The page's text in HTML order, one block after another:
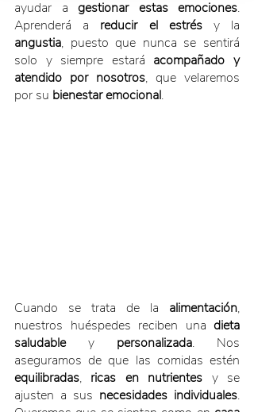
ayudar a gestionar estas emociones.
Aprenderá a reducir el estrés
angustia, puesto que nunca se sentirá
solo y siempre estará acompañado y
atendido por nosotros, que velaremos
por su bienestar emocional.
Cuando se trata de la alimentación,
nuestros huéspedes reciben una dieta
saludable y personalizada. Nos
equilibradas, ricas en nutrientes y se
ajusten a sus necesidades individuales.